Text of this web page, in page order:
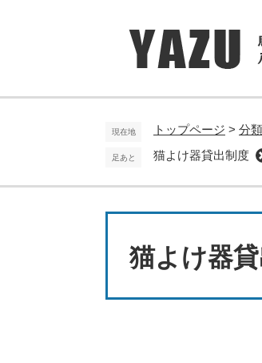
本
現在地 トップページ > 分
足あと 猫よけ器貸出制度
猫よけ器